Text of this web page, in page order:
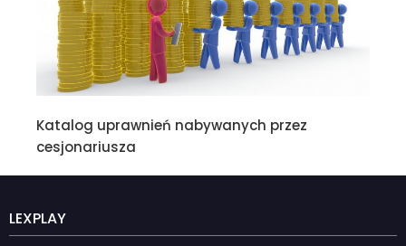
Katalog uprawnień nabywanych przez
cesjonariusza
LEXPLAY